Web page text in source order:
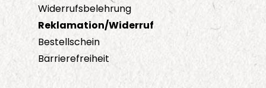
Widerrufsbelehrung
Reklamation/Widerruf
Bestellschein
Barrierefreiheit